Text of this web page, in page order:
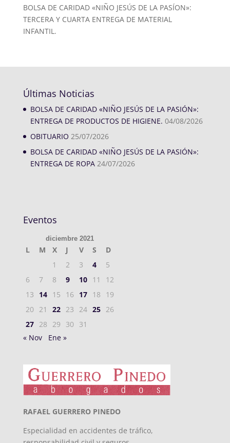
BOLSA DE CARIDAD «NIÑO JESÚS DE LA PASÍON»:
TERCERA Y CUARTA ENTREGA DE MATERIAL
INFANTIL.
Últimas Noticias
BOLSA DE CARIDAD «NIÑO JESÚS DE LA PASIÓN»:
ENTREGA DE PRODUCTOS DE HIGIENE. 04/08/2026
OBITUARIO 25/07/2026
BOLSA DE CARIDAD «NIÑO JESÚS DE LA PASIÓN»:
ENTREGA DE ROPA 24/07/2026
Eventos
diciembre 2021
L M X J V S
D
1
2 3 4
5
6
7 8 9 10 11
12
13
14 15 16 17 18
19
20
21 22 23 24 25 26
27 28 29 30
31
« Nov
Ene »
RAFAEL GUERRERO PINEDO
Especialidad en accidentes de tráfico,